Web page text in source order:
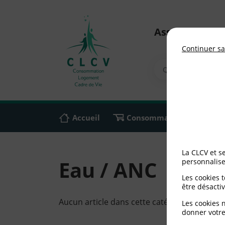
Association
Accueil Consommation
Eau / ANC
Aucun article dans cette catégorie
Continuer
La CLCV et
Les cookies
être
Les cookies
donner